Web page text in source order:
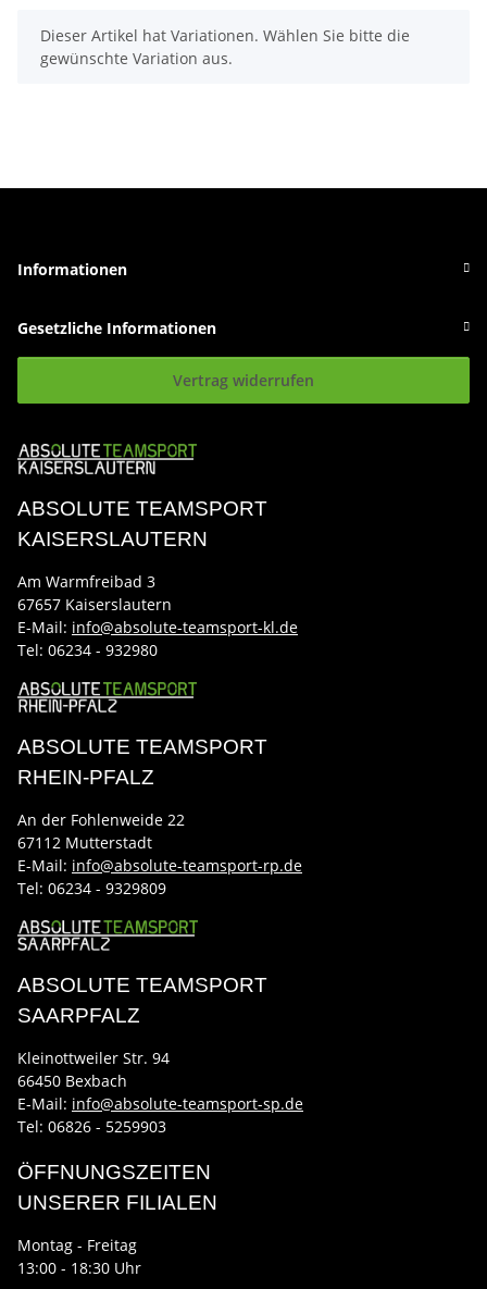
x
Dieser Artikel hat Variationen. Wählen Sie bitte die
gewünschte Variation aus.
Informationen
Gesetzliche Informationen
Vertrag widerrufen
ABSOLUTE TEAMSPORT
KAISERSLAUTERN
Am Warmfreibad 3
67657 Kaiserslautern
E-Mail: info@absolute-teamsport-kl.de
Tel: 06234 - 932980
ABSOLUTE TEAMSPORT
RHEIN-PFALZ
An der Fohlenweide 22
67112 Mutterstadt
E-Mail: info@absolute-teamsport-rp.de
Tel: 06234 - 9329809
ABSOLUTE TEAMSPORT
SAARPFALZ
Kleinottweiler Str. 94
66450 Bexbach
E-Mail: info@absolute-teamsport-sp.de
Tel: 06826 - 5259903
ÖFFNUNGSZEITEN
UNSERER FILIALEN
Montag - Freitag
13:00 - 18:30 Uhr